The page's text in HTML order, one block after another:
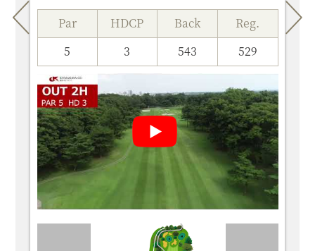
Par HDCP Back
Reg.
4
9 439 417
Par HDCP Back
Reg.
5
3 543 529
Par HDCP Back
Reg.
3
15 190 163
Par HDCP Back
Reg.
4
7 395 354
Par HDCP Back
Reg.
4
1 461 426
Par HDCP Back
Reg.
4
13 365 333
Par HDCP Back
Reg.
3
11 162 140
Par HDCP Back
Reg.
5
5 519 484
Par HDCP Back
Reg.
4
17 395 366
Par HDCP Back
Reg.
4
10 432 411
Par HDCP Back
Reg.
3
18 181 166
Par HDCP Back
Reg.
4
4 389 358
Par HDCP Back
Reg.
4
14 322 313
Par HDCP Back
Reg.
4
8 342 322
Par HDCP Back
Reg.
4
2 430 400
Par HDCP Back
Reg.
5
12 545 510
Par HDCP Back
Reg.
3
6 193 177
Par HDCP Back
Reg.
5
18 523 510